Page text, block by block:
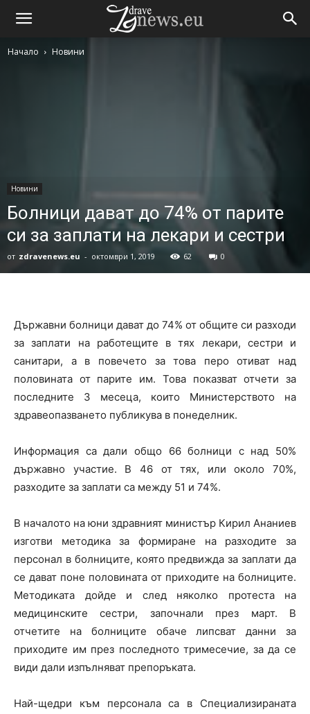
Начало Новини
Новини
Болници дават до 74% от парите
си за заплати на лекари и сестри
от zdravenews.eu - октомври 1, 2019 62 0
Държавни болници дават до 74% от общите си разходи
за заплати на работещите в тях лекари, сестри и
санитари, а в повечето за това перо отиват над
половината от парите им. Това показват отчети за
последните 3 месеца, които Министерството на
здравеопазването публикува в понеделник.
Информация са дали общо 66 болници с над 50%
държавно участие. В 46 от тях, или около 70%,
разходите за заплати са между 51 и 74%.
В началото на юни здравният министър Кирил Ананиев
изготви методика за формиране на разходите за
персонал в болниците, която предвижда за заплати да
се дават поне половината от приходите на болниците.
Методиката дойде и след няколко протеста на
медицинските сестри, започнали през март. В
отчетите на болниците обаче липсват данни за
приходите им през последното тримесечие, за да се
види дали изпълняват препоръката.
Най-щедри към персонала са в Специализираната